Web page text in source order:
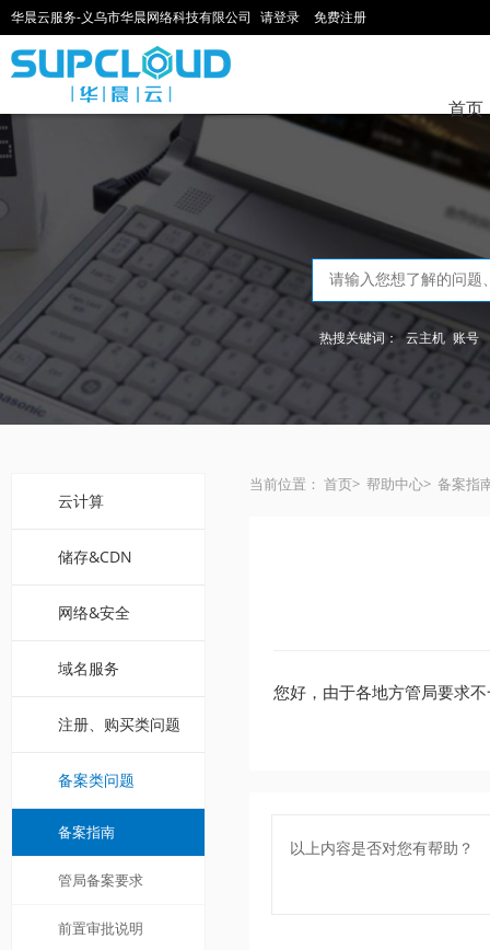
华晨云服务-义乌市华晨网络科技有限公司 请登录 免费注册
首页
热搜关键词： 云主机 账号
云计算
储存&CDN
网络&安全
域名服务
注册、购买类问题
备案类问题
备案指南
管局备案要求
前置审批说明
当前位置： 首页> 帮助中心> 备案指
您好，由于各地方管局要求
以上内容是否对您有帮助？